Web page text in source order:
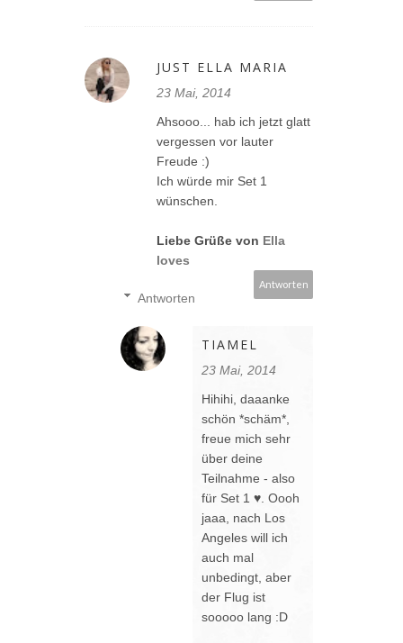
JUST ELLA MARIA
23 Mai, 2014
Ahsooo... hab ich jetzt glatt
vergessen vor lauter
Freude :)
Ich würde mir Set 1
wünschen.
Liebe Grüße von Ella
loves
Antworten
Antworten
TIAMEL
23 Mai, 2014
Hihihi, daaanke
schön *schäm*,
freue mich sehr
über deine
Teilnahme - also
für Set 1 ♥. Oooh
jaaa, nach Los
Angeles will ich
auch mal
unbedingt, aber
der Flug ist
sooooo lang :D